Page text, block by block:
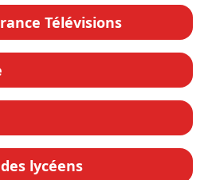
Télévisions
lycéens